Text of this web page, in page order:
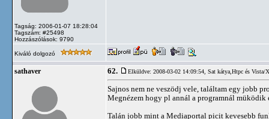
Tagság: 2006-01-07 18:28:04
Tagszám: #25498
Hozzászólások: 9790
Kiváló dolgozó
sathaver 62. Elküldve: 2008-03-02 14:09:54, Sat kátya,Htpc és Vista/
Sajnos nem ne veszödj vele, találtam egy jobb
Megnézem hogy pl annál a programnál müködik
Talán jobb mint a Mediaportal picit kevesebb